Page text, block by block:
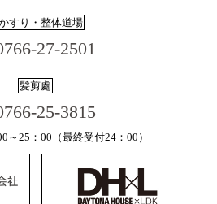
すり・整体道場
27-2501
髪剪處
25-3815
25：00（最終受付24：00）